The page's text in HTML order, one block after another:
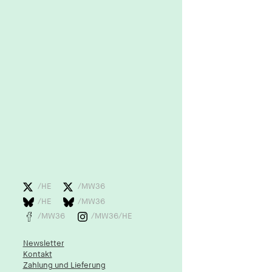
/HE
/MW36
/HE
/MW36
/MW36
/MW36/HE
Newsletter
Kontakt
Zahlung und Lieferung
Name:
fonts_loaded
Cookie Laufzeit:
7 Tage